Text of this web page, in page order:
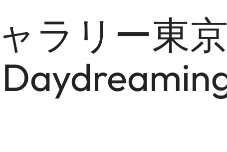
ラリー東